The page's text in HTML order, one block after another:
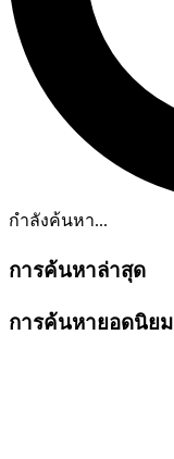
กำลังค้นหา...
การค้นหาล่าสุด
การค้นหายอดนิยม